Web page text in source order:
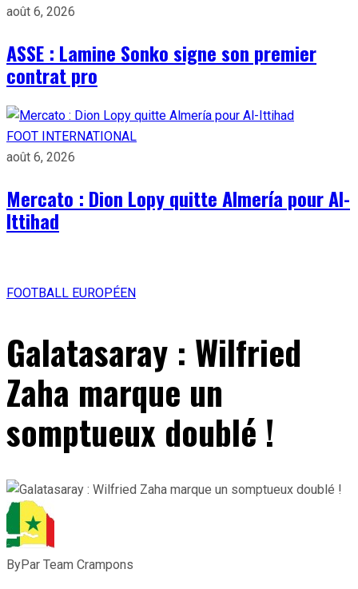
août 6, 2026
ASSE : Lamine Sonko signe son premier
contrat pro
FOOT INTERNATIONAL
août 6, 2026
Mercato : Dion Lopy quitte Almería pour Al-
Ittihad
FOOTBALL EUROPÉEN
Galatasaray : Wilfried
Zaha marque un
somptueux doublé !
ByPar Team Crampons